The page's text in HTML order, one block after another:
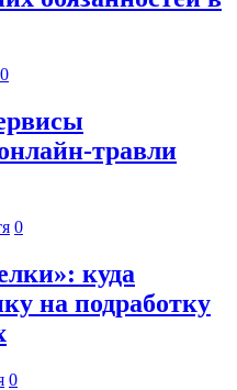
0
травли
0
куда
на подработку
0